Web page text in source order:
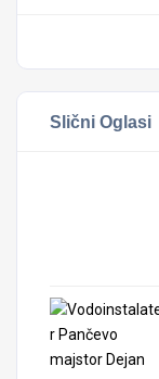
Slični Oglasi